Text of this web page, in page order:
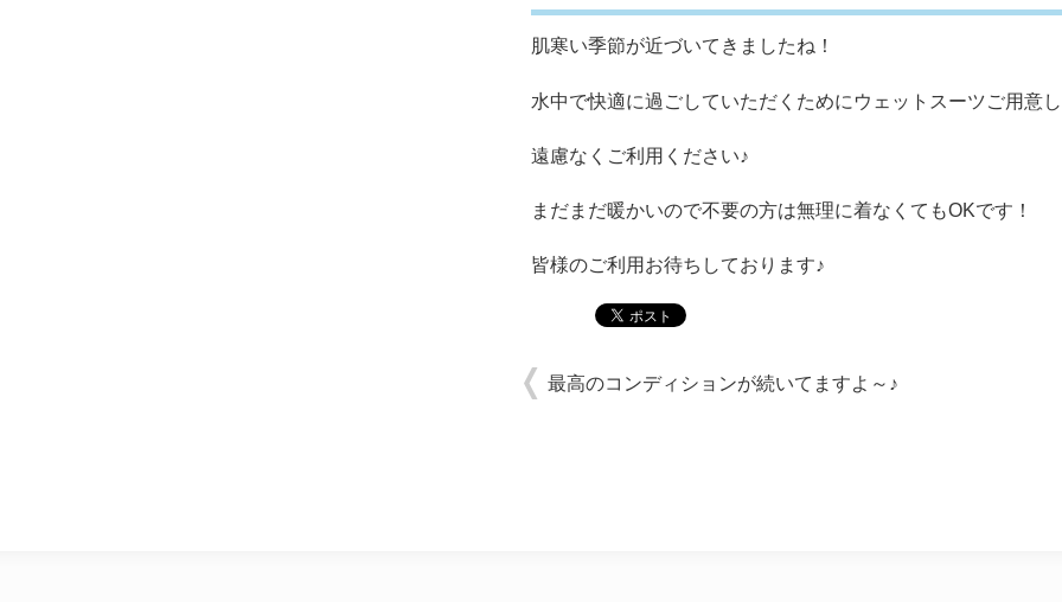
肌寒い季節が近づいてきましたね！
水中で快適に過ごしていただくためにウェットスーツご用意
遠慮なくご利用ください♪
まだまだ暖かいので不要の方は無理に着なくてもOKです！
皆様のご利用お待ちしております♪
最高のコンディションが続いてますよ～♪